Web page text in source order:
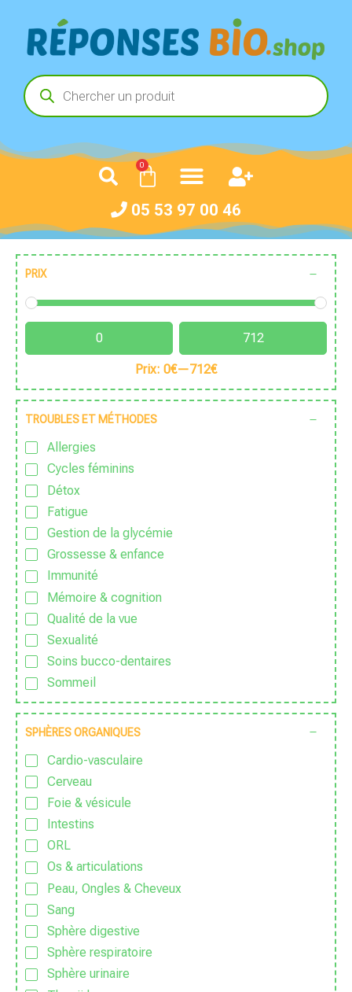
0
05 53 97 00 46
PRIX
Prix: 0€—712€
TROUBLES ET MÉTHODES
Allergies
Cycles féminins
Détox
Fatigue
Gestion de la glycémie
Grossesse & enfance
Immunité
Mémoire & cognition
Qualité de la vue
Sexualité
Soins bucco-dentaires
Sommeil
Sport & Vitalité
Stress
SPHÈRES ORGANIQUES
Cardio-vasculaire
Cerveau
Foie & vésicule
Intestins
ORL
Os & articulations
Peau, Ongles & Cheveux
Sang
Sphère digestive
Sphère respiratoire
Sphère urinaire